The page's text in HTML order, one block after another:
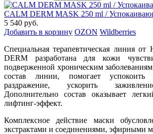
CALM DERM MASK 250 ml /
5 540 руб.
Добавить в корзину OZON Wildberries
Специальная терапевтическая линия
DERM разработана для кожи
подверженной хроническим
состав линии, помогает успокоить
раздражение, ускорить
Дополнительно состав оказывает
лифтинг-эффект.
Комплексное действие маски
экстрактами и соединениями, эфирными